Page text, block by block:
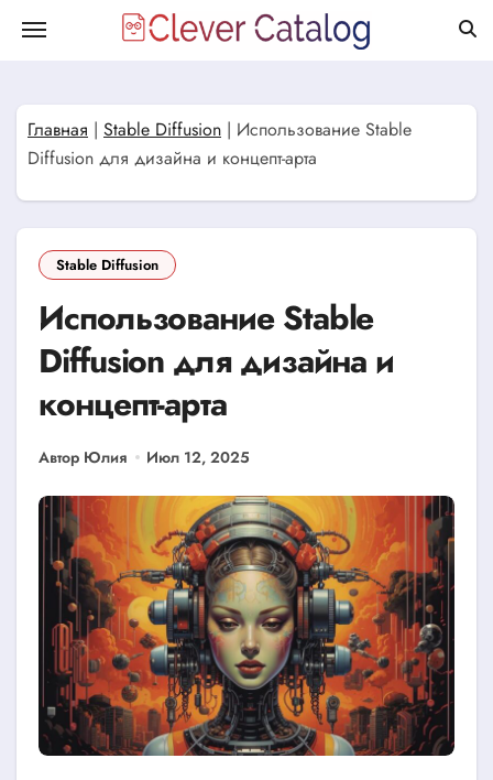
Главная | Stable Diffusion | Использование Stable
Diffusion для дизайна и концепт-арта
Stable Diffusion
Использование Stable
Diffusion для дизайна и
концепт-арта
Автор Юлия Июл 12, 2025